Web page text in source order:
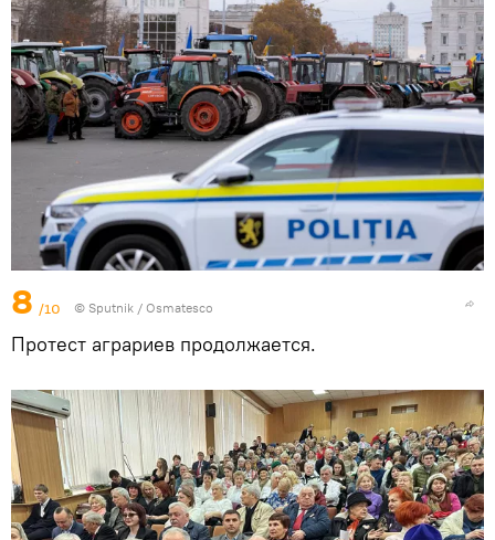
8 /10 © Sputnik / Osmatesco
Протест аграриев продолжается.